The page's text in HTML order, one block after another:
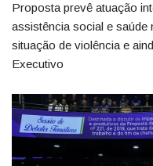
Proposta prevê atuação
assistência social e saúde
situação de violência e
Executivo